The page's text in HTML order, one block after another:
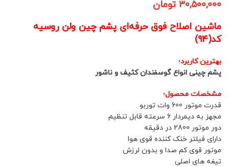
۳۰,۵۰۰,۰۰۰ تومان
ماشین اصلاح فوق حرفه‌ای پشم چین ولن روسیه
کد(94)
بهترین کاربرد؛
پشم چینی انواع گوسفندان کثیف و ناشور
مشخصات محصول؛
قدرت موتور 600 وات توربو
مجهز به دیمردار 6 سرعته قابل تنظیم
دور موتور 2800 در دقیقه‌
دارای فیلتر خنک کننده قوی هوا
موتور قوی کم صدا و بدون لرزش
تیغه های اصلی